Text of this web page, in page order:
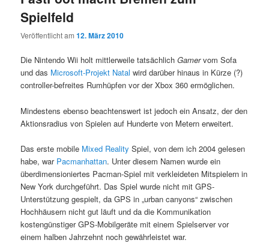
Spielfeld
Veröffentlicht am12. März 2010
Die Nintendo Wii holt mittlerweile tatsächlichGamervom Sofa
und das Microsoft-Projekt Natal wird darüber hinaus in Kürze (?)
controller-befreites Rumhüpfen vor der Xbox 360 ermöglichen.
Mindestens ebenso beachtenswert ist jedoch ein Ansatz, der den
Aktionsradius von Spielen auf Hunderte von Metern erweitert.
Das erste mobile Mixed Reality Spiel, von dem ich 2004 gelesen
habe, war Pacmanhattan. Unter diesem Namen wurde ein
überdimensioniertes Pacman-Spiel mit verkleideten Mitspielern in
New York durchgeführt. Das Spiel wurde nicht mit GPS-
Unterstützung gespielt, da GPS in „urban canyons“ zwischen
Hochhäusern nicht gut läuft und da die Kommunikation
kostengünstiger GPS-Mobilgeräte mit einem Spielserver vor
einem halben Jahrzehnt noch gewährleistet war.